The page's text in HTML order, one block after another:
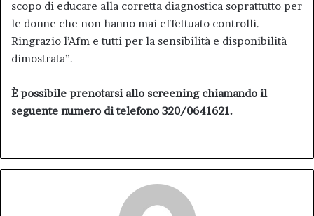
scopo di educare alla corretta diagnostica soprattutto per
le donne che non hanno mai effettuato controlli.
Ringrazio l’Afm e tutti per la sensibilità e disponibilità
dimostrata”.
È possibile prenotarsi allo screening chiamando il
seguente numero di telefono 320/0641621.